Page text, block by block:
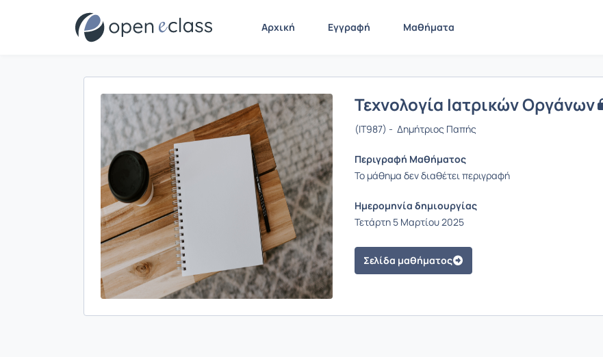
Αρχική Εγγραφή Μαθήματα
Παρουσίαση/Προβολή
Τεχνολογία Ιατρικών Οργάνων
(IT987) - Δημήτριος Παπής
Περιγραφή Μαθήματος
Το μάθημα δεν διαθέτει περιγραφή
Ημερομηνία δημιουργίας
Τετάρτη 5 Μαρτίου 2025
Σελίδα μαθήματος